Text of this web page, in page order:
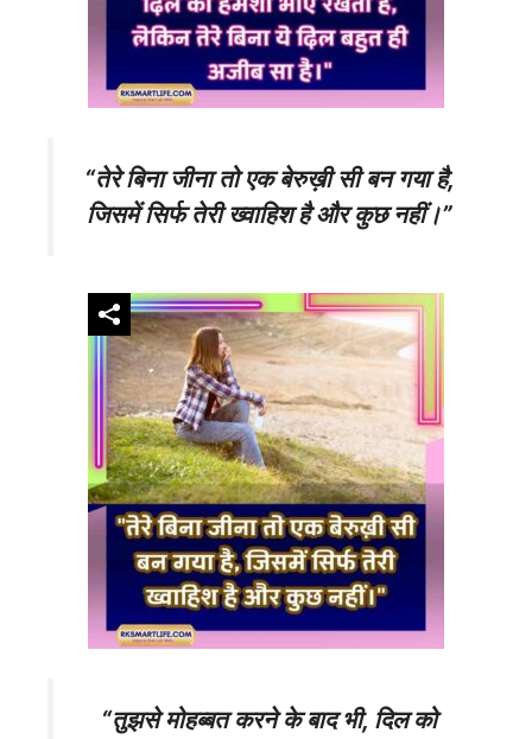
“तेरे बिना जीना तो एक बेरुख़ी सी बन गया है,
जिसमें सिर्फ तेरी ख्वाहिश है और कुछ नहीं।”
“तुझसे मोहब्बत करने के बाद भी, दिल को